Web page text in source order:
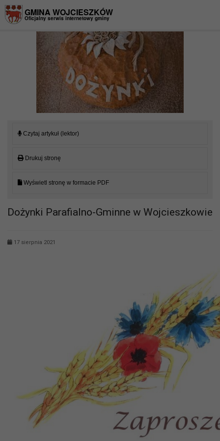
GMINA WOJCIESZKÓW
Oficjalny serwis internetowy gminy
Czytaj artykuł (lektor)
Drukuj stronę
Wyświetl stronę w formacie PDF
Dożynki Parafialno-Gminne w Wojcieszkowie
17 sierpnia 2021